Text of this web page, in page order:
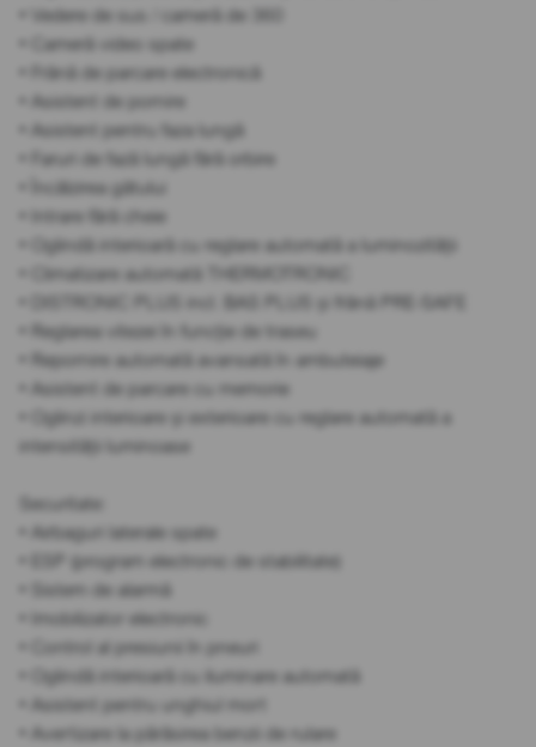
• Vedere de sus / cameră de 360
• Cameră video spate
• Frână de parcare electronică
• Asistent de pornire
• Asistent pentru faza lungă
• Faruri de fază lungă fără orbire
• Încălzirea gâtului
• Intrare fără cheie
• Oglindă interioară cu reglare automată a luminozității
• Climatizare automată THERMOTRONIC
• DISTRONIC PLUS incl. BAS PLUS și frână PRE-SAFE
• Reglarea vitezei în funcție de traseu
• Repornire automată avansată în ambuteiaje
• Asistent de parcare cu memorie
• Oglinzi interioare și exterioare cu reglare automată a
intensității luminoase
Securitate:
• Airbaguri laterale spate
• ESP (program electronic de stabilitate)
• Sistem de alarmă
• Imobilizator electronic
• Control al presiunii în pneuri
• Oglindă interioară cu iluminare automată
• Asistent pentru unghiul mort
• Avertizare la părăsirea benzii de rulare